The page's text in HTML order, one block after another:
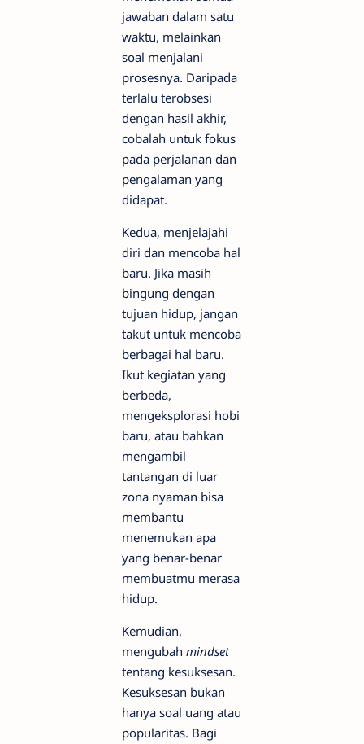
jawaban dalam satu
waktu, melainkan
soal menjalani
prosesnya. Daripada
terlalu terobsesi
dengan hasil akhir,
cobalah untuk fokus
pada perjalanan dan
pengalaman yang
didapat.
Kedua, menjelajahi
diri dan mencoba hal
baru. Jika masih
bingung dengan
tujuan hidup, jangan
takut untuk mencoba
berbagai hal baru.
Ikut kegiatan yang
berbeda,
mengeksplorasi hobi
baru, atau bahkan
mengambil
tantangan di luar
zona nyaman bisa
membantu
menemukan apa
yang benar-benar
membuatmu merasa
hidup.
Kemudian,
mengubah mindset
tentang kesuksesan.
Kesuksesan bukan
hanya soal uang atau
popularitas. Bagi